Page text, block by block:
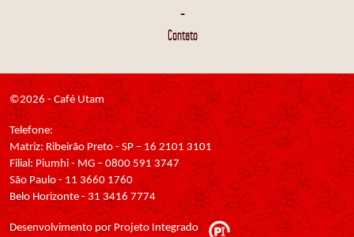
-
Contato
©2026 - Café Utam
Telefone:
Matriz: Ribeirão Preto - SP – 16 2101 3101
Filial: Piumhi - MG – 0800 591 3747
São Paulo - 11 3660 1760
Belo Horizonte - 31 3416 7774
Desenvolvimento por Projeto Integrado